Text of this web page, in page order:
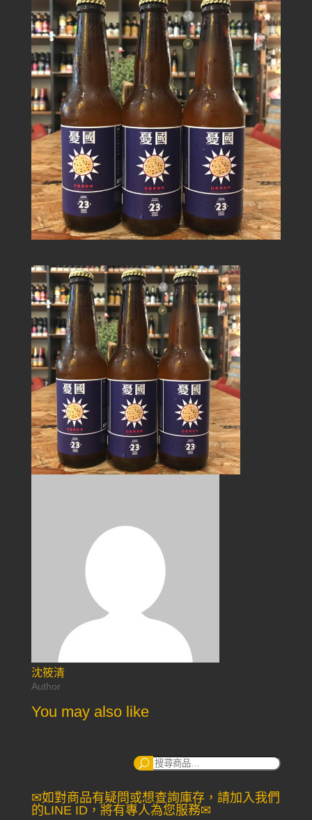
沈筱清
Author
You may also like
搜
✉如對商品有疑問或想查詢庫存，請加入我們
的LINE ID，將有專人為您服務✉